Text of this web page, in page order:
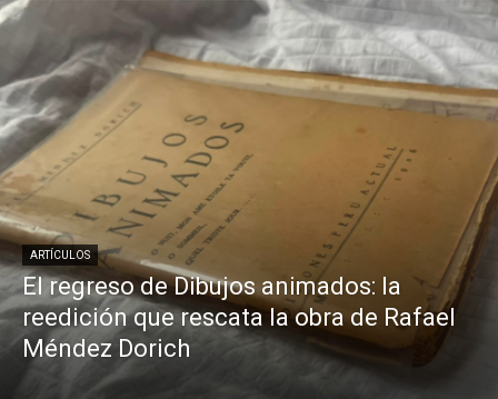
ARTÍCULOS
El regreso de Dibujos animados: la
reedición que rescata la obra de Rafael
Méndez Dorich